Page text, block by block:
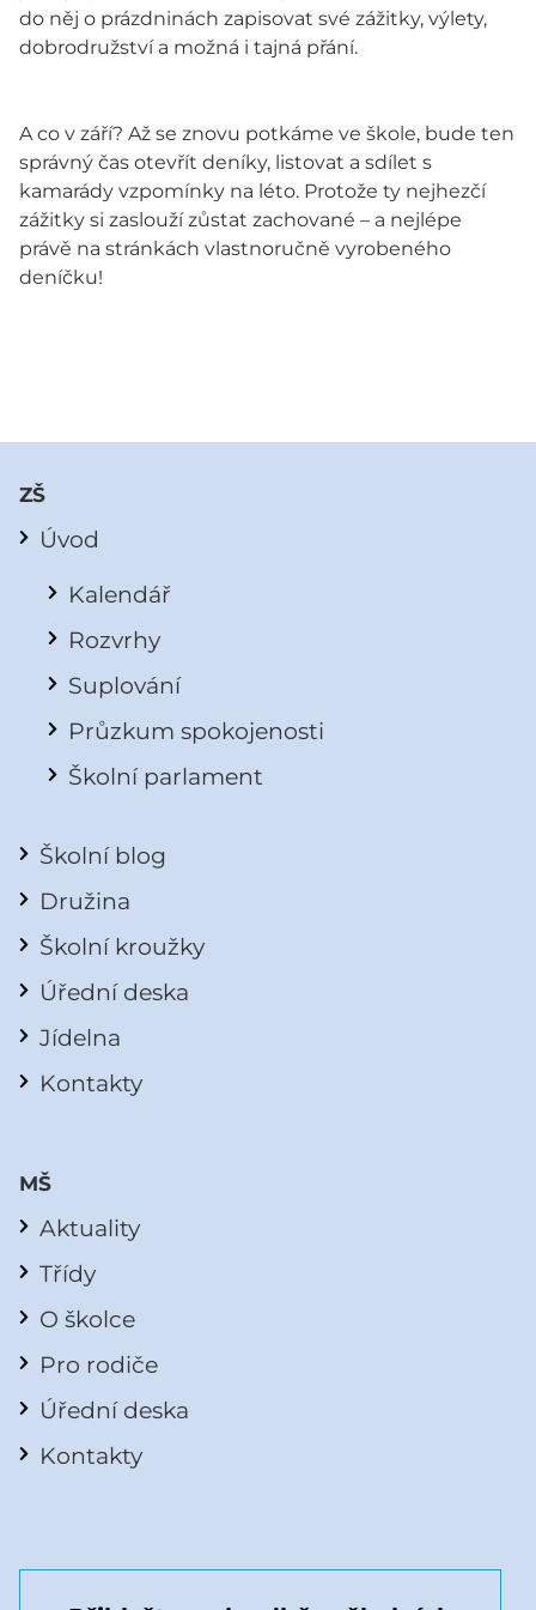
do něj o prázdninách zapisovat své zážitky, výlety,
dobrodružství a možná i tajná přání.
A co v září? Až se znovu potkáme ve škole, bude ten
správný čas otevřít deníky, listovat a sdílet s
kamarády vzpomínky na léto. Protože ty nejhezčí
zážitky si zaslouží zůstat zachované – a nejlépe
právě na stránkách vlastnoručně vyrobeného
deníčku!
ZŠ
Úvod
Kalendář
Rozvrhy
Suplování
Průzkum spokojenosti
Školní parlament
Školní blog
Družina
Školní kroužky
Úřední deska
Jídelna
Kontakty
MŠ
Aktuality
Třídy
O školce
Pro rodiče
Úřední deska
Kontakty